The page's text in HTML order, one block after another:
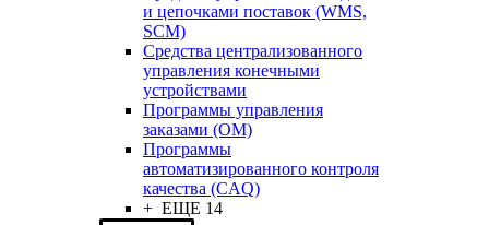
и цепочками поставок (WMS,
SCM)
Средства централизованного
управления конечными
устройствами
Программы управления
заказами (OM)
Программы
автоматизированного контроля
качества (CAQ)
+ ЕЩЕ 14